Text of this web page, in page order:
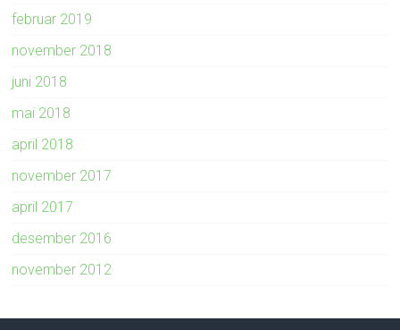
februar 2019
november 2018
juni 2018
mai 2018
april 2018
november 2017
april 2017
desember 2016
november 2012